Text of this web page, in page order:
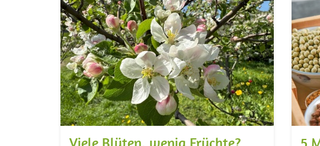
Viele Blüten, wenig Früchte?
5